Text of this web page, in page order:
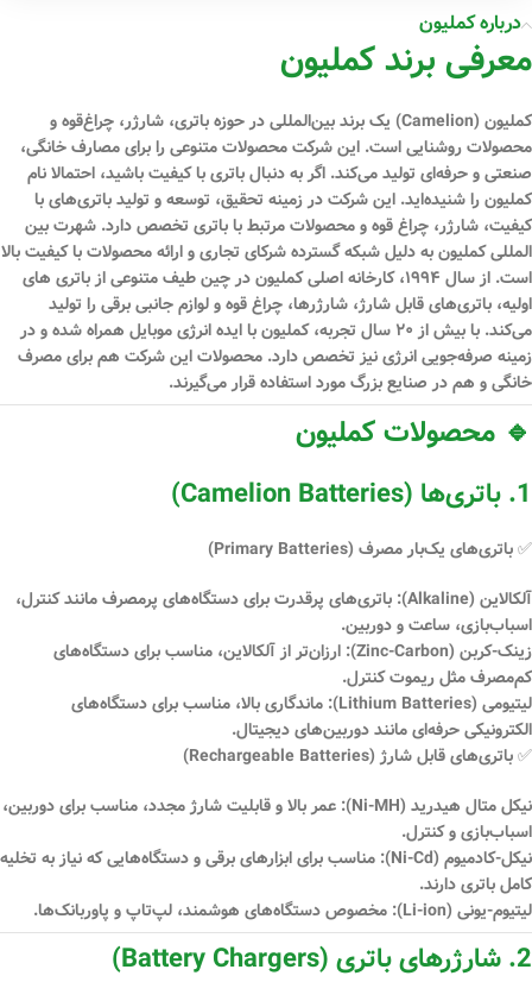
درباره کملیون
معرفی برند کملیون
کملیون (Camelion) یک برند بین‌المللی در حوزهباتری، شارژر، چراغ‌قوه و
محصولات روشناییاست. این شرکت محصولات متنوعی را برای مصارف خانگی،
صنعتی و حرفه‌ای تولید می‌کند. اگر به دنبال باتری با کیفیت باشید، احتمالا نام
کملیون را شنیده‌اید. این شرکت در زمینه تحقیق، توسعه و تولید باتری‌های با
کیفیت، شارژر، چراغ قوه و محصولات مرتبط با باتری تخصص دارد. شهرت بین
‌المللی کملیون به دلیل شبکه گسترده شرکای تجاری و ارائه محصولات با کیفیت بالا
است. از سال ۱۹۹۴، کارخانه اصلی کملیون در چین طیف متنوعی از باتری‌ های
اولیه، باتری‌های قابل شارژ، شارژرها، چراغ قوه و لوازم جانبی برقی را تولید
می‌کند. با بیش از ۲۰ سال تجربه، کملیون با ایده انرژی موبایل همراه شده و در
زمینه صرفه‌جویی انرژی نیز تخصص دارد. محصولات این شرکت هم برای مصرف
خانگی و هم در صنایع بزرگ مورد استفاده قرار می‌گیرند.
🔹 محصولات کملیون
1. باتری‌ها (Camelion Batteries)
✅باتری‌های یک‌بار مصرف (Primary Batteries)
آلکالاین (Alkaline)
: باتری‌های پرقدرت برای دستگاه‌های پرمصرف مانند کنترل،
اسباب‌بازی، ساعت و دوربین.
زینک-کربن (Zinc-Carbon)
: ارزان‌تر از آلکالاین، مناسب برای دستگاه‌های
کم‌مصرف مثل ریموت کنترل.
لیتیومی (Lithium Batteries)
: ماندگاری بالا، مناسب برای دستگاه‌های
الکترونیکی حرفه‌ای مانند دوربین‌های دیجیتال.
✅باتری‌های قابل شارژ (Rechargeable Batteries)
نیکل متال هیدرید (Ni-MH)
: عمر بالا و قابلیت شارژ مجدد، مناسب برای دوربین،
اسباب‌بازی و کنترل.
نیکل-کادمیوم (Ni-Cd)
: مناسب برای ابزارهای برقی و دستگاه‌هایی که نیاز به تخلیه
کامل باتری دارند.
لیتیوم-یونی (Li-ion)
: مخصوص دستگاه‌های هوشمند، لپ‌تاپ و پاوربانک‌ها.
2. شارژرهای باتری (Battery Chargers)